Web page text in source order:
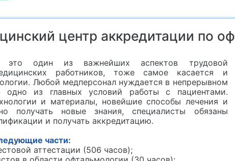
центр аккредитации по
это один из важнейших аспектов трудовой
работников, тоже самое касается и
Любой медперсонал нуждается в непрерывном
одно из главных условий работы с пациентами.
и материалы, новейшие способы лечения и
получать новые знания, специалисты обязаны
и получать аккредитацию.
части:
аттестации (506 часов);